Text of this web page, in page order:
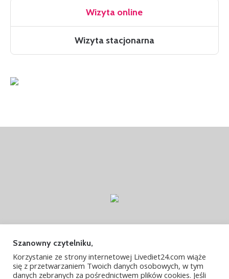
Wizyta online
Wizyta stacjonarna
LIVEDIET24.COM
KONTAKT
Szanowny czytelniku,
Korzystanie ze strony internetowej Livediet24.com wiąże
się z przetwarzaniem Twoich danych osobowych, w tym
danych zebranych za pośrednictwem plików cookies. Jeśli